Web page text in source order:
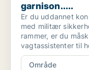
garnison.....
Er du uddannet
med militær
rammer, er du
vagtassistenter til
Område